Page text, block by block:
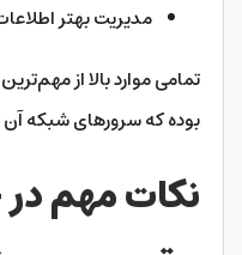
مدیریت بهتر
تمامی موارد بالا از
بوده که سرورهای شبکه آن
نکات مهم